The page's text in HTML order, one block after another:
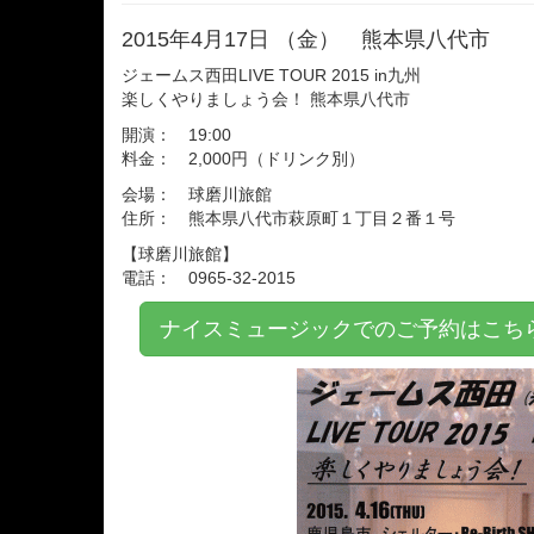
2015年4月17日 （金） 熊本県八代市
ジェームス西田LIVE TOUR 2015 in九州
楽しくやりましょう会！ 熊本県八代市
開演： 19:00
料金： 2,000円（ドリンク別）
会場： 球磨川旅館
住所： 熊本県八代市萩原町１丁目２番１号
【球磨川旅館】
電話： 0965-32-2015
ナイスミュージックでのご予約はこ